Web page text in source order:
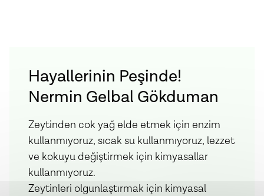
Hayallerinin Peşinde!
Nermin Gelbal Gökduman
Zeytinden cok yağ elde etmek için enzim
kullanmıyoruz, sıcak su kullanmıyoruz, lezzet
ve kokuyu değiştirmek için kimyasallar
kullanmıyoruz.
Zeytinleri olgunlaştırmak için kimyasal